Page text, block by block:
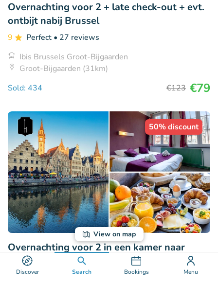
Discover Search Bookings Menu
View on map
Overnachting voor 2 + late check-out + evt.
ontbijt nabij Brussel
9 Perfect • 27 reviews
Ibis Brussels Groot-Bijgaarden
Groot-Bijgaarden (31km)
Sold: 434
€123 €79
50% discount
Overnachting voor 2 in een kamer naar
keuze + ontbijt + welkomstdrankje in hartje
Gent